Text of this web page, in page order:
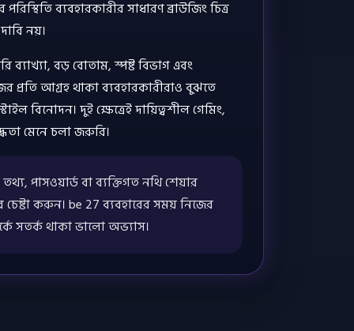
ব্যবহারকারীর সাধারণ ব্রাউজিং চিত্র
নয়।
ব্যাখ্যা, বড় বোতাম, স্পষ্ট বিভাগ এবং
প্রতি আগ্রহ থাকা ব্যবহারকারীরাও বুঝতে
বিনোদন। দুই ক্ষেত্রেই দায়িত্বশীল গেমিং,
মেনে চলা জরুরি।
পাসওয়ার্ড বা ব্যক্তিগত নথি শেয়ার
চেষ্টা করুন। be 27 ব্যবহারের সময় নিজের
সতর্ক থাকা ভালো অভ্যাস।